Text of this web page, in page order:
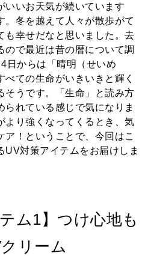
いいお天気が続いています
。冬を越えて人々が散歩がて
も幸せだなと思いました。去
ので最近は昔の暦について調
日からは「晴明（せいめ
ての生命がいきいきと輝く
そうです。「生命」と読み方
られている感じで気になりま
より強くなってくるとき、気
ア！ということで、今回はこ
UV対策アイテムをお届けしま
ム1】つけ心地も
リーム